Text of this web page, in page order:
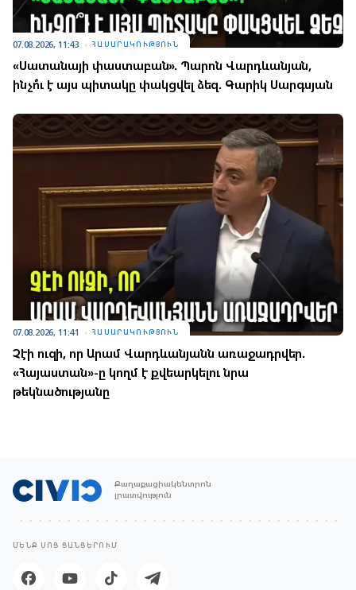
07.08.2026, 11:43 ՀԱՍԱՐԱԿՈՒԹՅՈՒՆ
«Սատանայի փաստաբան». Պարոն Վարդևանյան,
ինչո՞ւ է այս պիտակը փակցվել ձեզ. Գարիկ Սարգսյան
07.08.2026, 11:41 ՀԱՍԱՐԱԿՈՒԹՅՈՒՆ
Չէի ուզի, որ Արամ Վարդևանյանն առաջադրվեր.
«Հայաստան»-ը կողմ է քվեարկելու նրա
թեկնածությանը
Քաղաքացիակենտրոն
լրատվություն
ՄԵՆՔ ՍՈՑ ՑԱՆՑԵՐՈՒՄ